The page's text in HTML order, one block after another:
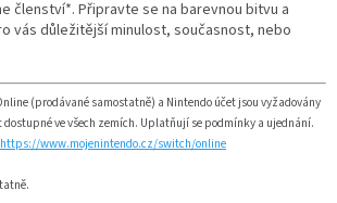
členství*. Připravte se na barevnou bitvu a
vás důležitější minulost, současnost, nebo
(prodávané samostatně) a Nintendo účet jsou vyžadovány
ve všech zemích. Uplatňují se podmínky a ujednání.
https://www.mojenintendo.cz/switch/online